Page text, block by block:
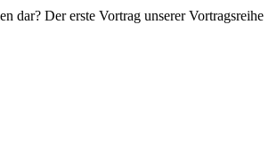
dar? Der erste Vortrag unserer Vortragsreihe